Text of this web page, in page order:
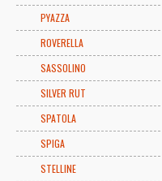
PYAZZA
ROVERELLA
SASSOLINO
SILVER RUT
SPATOLA
SPIGA
STELLINE